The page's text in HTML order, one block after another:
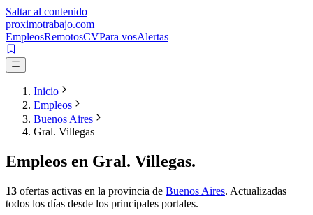
Saltar al contenido
proximotrabajo.com
EmpleosRemotosCVPara vosAlertas
Inicio
Empleos
Buenos Aires
Gral. Villegas
Empleos en Gral. Villegas.
13 ofertas activas en la provincia de Buenos Aires. Actualizadas
todos los días desde los principales portales.